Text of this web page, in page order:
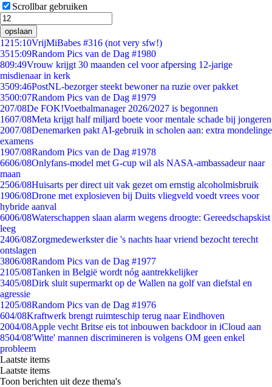
Scrollbar gebruiken
opslaan
1215:10VrijMiBabes #316 (not very sfw!)
3515:09Random Pics van de Dag #1980
809:49Vrouw krijgt 30 maanden cel voor afpersing 12-jarige
misdienaar in kerk
3509:46PostNL-bezorger steekt bewoner na ruzie over pakket
3500:07Random Pics van de Dag #1979
207/08De FOK!Voetbalmanager 2026/2027 is begonnen
1607/08Meta krijgt half miljard boete voor mentale schade bij jongeren
2007/08Denemarken pakt AI-gebruik in scholen aan: extra mondelinge
examens
1907/08Random Pics van de Dag #1978
6606/08Onlyfans-model met G-cup wil als NASA-ambassadeur naar
maan
2506/08Huisarts per direct uit vak gezet om ernstig alcoholmisbruik
1906/08Drone met explosieven bij Duits vliegveld voedt vrees voor
hybride aanval
6006/08Waterschappen slaan alarm wegens droogte: Gereedschapskist
leeg
2406/08Zorgmedewerkster die 's nachts haar vriend bezocht terecht
ontslagen
3806/08Random Pics van de Dag #1977
2105/08Tanken in België wordt nóg aantrekkelijker
3405/08Dirk sluit supermarkt op de Wallen na golf van diefstal en
agressie
1205/08Random Pics van de Dag #1976
604/08Kraftwerk brengt ruimteschip terug naar Eindhoven
2004/08Apple vecht Britse eis tot inbouwen backdoor in iCloud aan
8504/08'Witte' mannen discrimineren is volgens OM geen enkel
probleem
Laatste items
Laatste items
Toon berichten uit deze thema's